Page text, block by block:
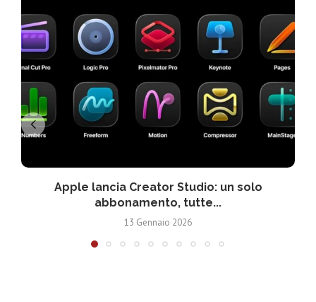
Apple lancia Creator Studio: un solo
abbonamento, tutte...
13 Gennaio 2026